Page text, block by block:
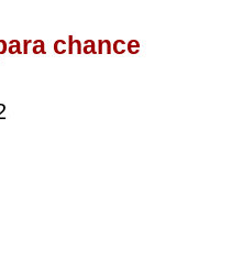
chance